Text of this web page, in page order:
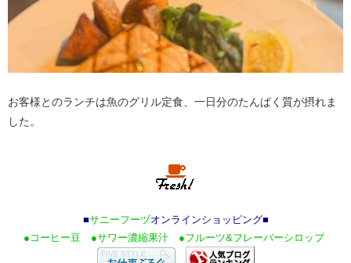
お客様とのランチは魚のグリル定食、一日分のたんぱく質が摂れま
した。
■サニーフーヅオンラインショッピング■
●コーヒー豆
●サワー濃縮果汁 ●フルーツ&フレーバーシロップ